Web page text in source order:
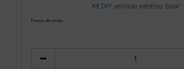
Kit DIY vehículo eléctrico Solar
Precio de venta: